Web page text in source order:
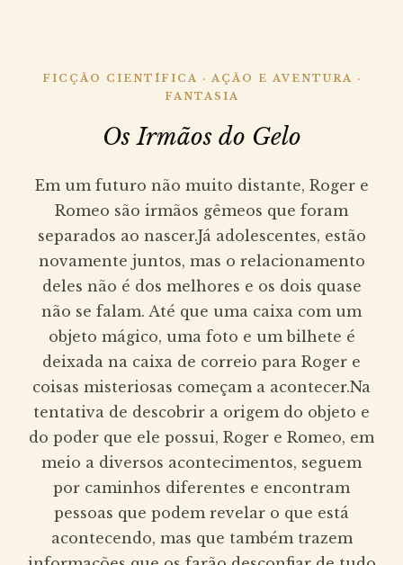
FICÇÃO CIENTÍFICA · AÇÃO E AVENTURA ·
FANTASIA
Os Irmãos do Gelo
Em um futuro não muito distante, Roger e
Romeo são irmãos gêmeos que foram
separados ao nascer.Já adolescentes, estão
novamente juntos, mas o relacionamento
deles não é dos melhores e os dois quase
não se falam. Até que uma caixa com um
objeto mágico, uma foto e um bilhete é
deixada na caixa de correio para Roger e
coisas misteriosas começam a acontecer.Na
tentativa de descobrir a origem do objeto e
do poder que ele possui, Roger e Romeo, em
meio a diversos acontecimentos, seguem
por caminhos diferentes e encontram
pessoas que podem revelar o que está
acontecendo, mas que também trazem